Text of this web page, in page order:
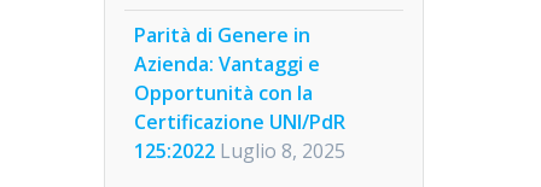
Parità di Genere in
Azienda: Vantaggi e
Opportunità con la
Certificazione UNI/PdR
125:2022 Luglio 8, 2025